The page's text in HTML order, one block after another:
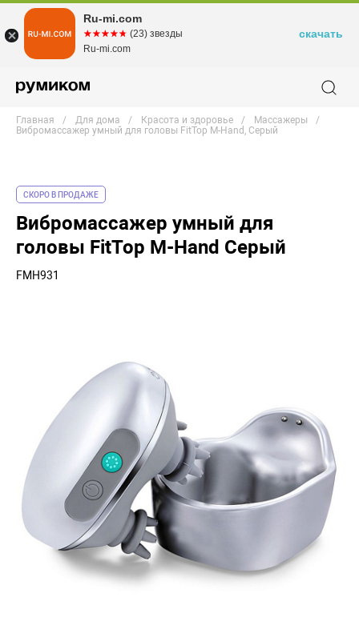
Главная Для дома Красота и здоровье
Массажеры
Вибромассажер умный для головы FitTop M-Hand, Серый
СКОРО В ПРОДАЖЕ
Вибромассажер умный для
головы FitTop M-Hand Серый
FMH931
Ru-mi.com
☆☆☆☆☆
★★★★★ (23) звезды
Ru-mi.com
скачать